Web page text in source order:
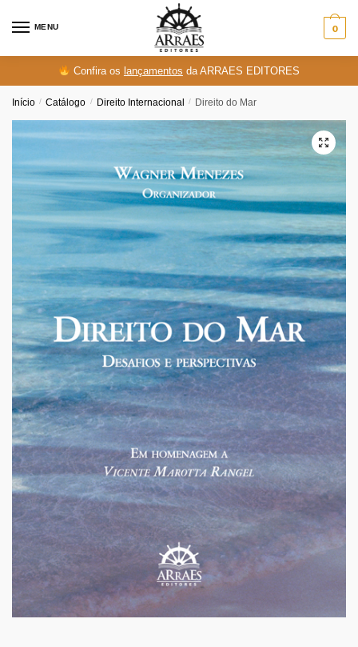
MENU 0
Confira os lançamentos da ARRAES EDITORES
Início / Catálogo / Direito Internacional / Direito do Mar